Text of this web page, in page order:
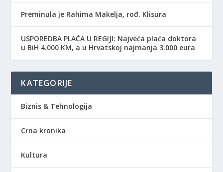
Preminula je Rahima Makelja, rođ. Klisura
USPOREDBA PLAĆA U REGIJI: Najveća plaća doktora
u BiH 4.000 KM, a u Hrvatskoj najmanja 3.000 eura
KATEGORIJE
Biznis & Tehnologija
Crna kronika
Kultura